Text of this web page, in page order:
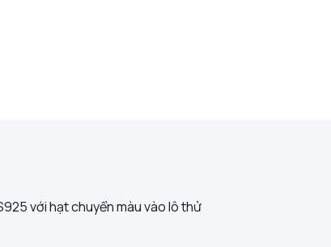
với hạt chuyển màu vào lô thử